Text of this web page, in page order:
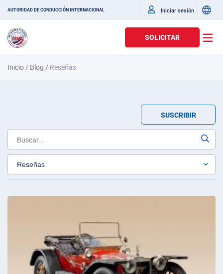
AUTORIDAD DE CONDUCCIÓN INTERNACIONAL Iniciar sesión
SOLICITAR
Inicio / Blog / Reseñas
SUSCRIBIR